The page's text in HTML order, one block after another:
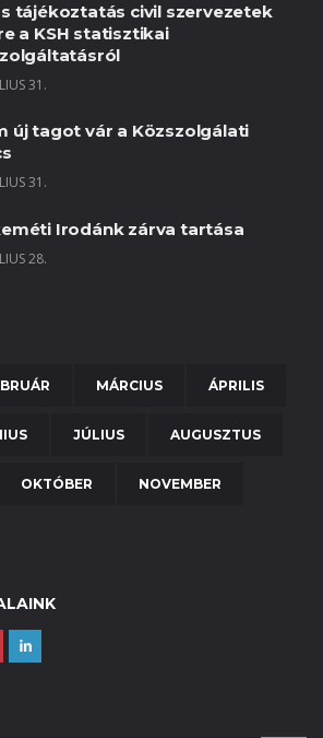
tájékoztatás civil szervezetek
a KSH statisztikai
31.
új tagot vár a Közszolgálati
31.
Irodánk zárva tartása
28.
MÁRCIUS ÁPRILIS
JÚLIUS AUGUSZTUS
OKTÓBER NOVEMBER